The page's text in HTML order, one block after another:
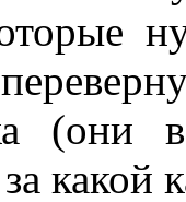
(они
какой